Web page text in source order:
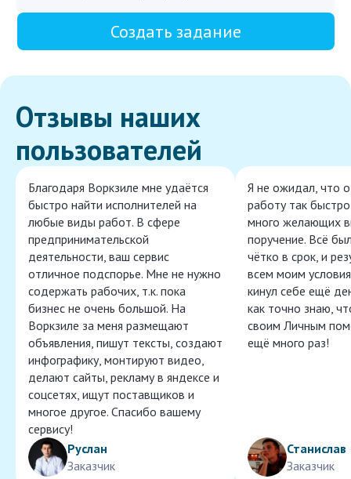
Создать задание
Отзывы наших
пользователей
Благодаря Воркзиле мне удаётся
быстро найти исполнителей на
любые виды работ. В сфере
предпринимательской
деятельности, ваш сервис
отличное подспорье. Мне не нужно
содержать рабочих, т.к. пока
бизнес не очень большой. На
Воркзиле за меня размещают
объявления, пишут тексты, создают
инфографику, монтируют видео,
делают сайты, рекламу в яндексе и
соцсетях, ищут поставщиков и
многое другое. Спасибо вашему
сервису!
Руслан
Заказчик
Я не ожидал, что
работу так
много желающих
поручение. Всё
чётко в срок, и
всем моим
кинул себе ещё
как точно знаю,
своим Личным
ещё много раз!
Станислав
Заказчик